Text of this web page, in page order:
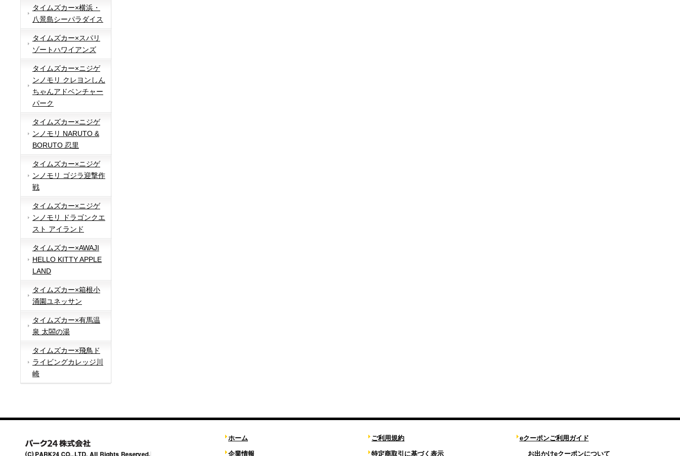
タイムズカー×横浜・
八景島シーパラダイス
タイムズカー×スパリ
ゾートハワイアンズ
タイムズカー×ニジゲ
ンノモリ クレヨンしん
ちゃんアドベンチャー
パーク
タイムズカー×ニジゲ
ンノモリ NARUTO &
BORUTO 忍里
タイムズカー×ニジゲ
ンノモリ ゴジラ迎撃作
戦
タイムズカー×ニジゲ
ンノモリ ドラゴンクエ
スト アイランド
タイムズカー×AWAJI
HELLO KITTY APPLE
LAND
タイムズカー×箱根小
涌園ユネッサン
タイムズカー×有馬温
泉 太閤の湯
タイムズカー×飛鳥ド
ライビングカレッジ川
崎
ホーム
企業情報
ご利用規約
特定商取引に基づく表示
eクーポンご利用ガイド
お出かけeクーポンについて